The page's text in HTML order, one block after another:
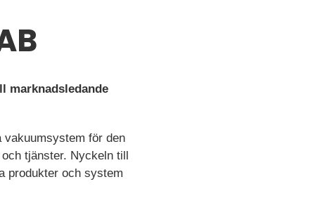
marknadsledande
vakuumsystem för den
tjänster. Nyckeln till
produkter och system